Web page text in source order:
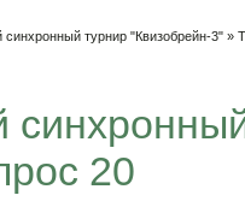
турнир "Квизобрейн-3" »
20